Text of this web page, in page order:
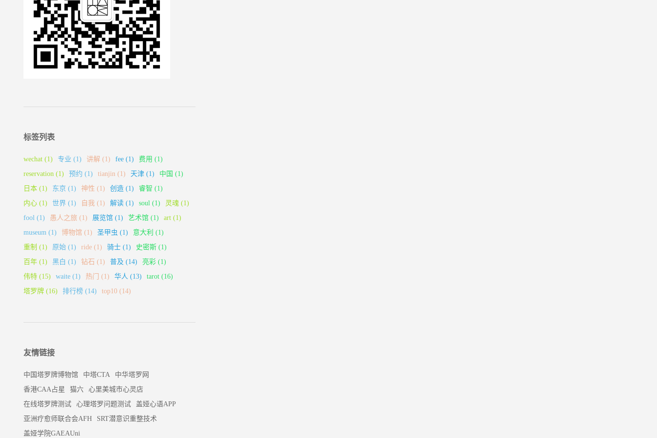
标签列表
wechat (1) 专业 (1) 讲解 (1) fee (1) 费用 (1)
reservation (1) 预约 (1) tianjin (1) 天津 (1) 中国 (1)
日本 (1) 东京 (1) 神性 (1) 创造 (1) 睿智 (1)
内心 (1) 世界 (1) 自我 (1) 解读 (1) soul (1) 灵魂 (1)
fool (1) 愚人之旅 (1) 展览馆 (1) 艺术馆 (1) art (1)
museum (1) 博物馆 (1) 圣甲虫 (1) 意大利 (1)
重制 (1) 原始 (1) ride (1) 骑士 (1) 史密斯 (1)
百年 (1) 黑白 (1) 钻石 (1) 普及 (14) 亮彩 (1)
伟特 (15) waite (1) 热门 (1) 华人 (13) tarot (16)
塔罗牌 (16) 排行榜 (14) top10 (14)
友情链接
中国塔罗牌博物馆 中塔CTA
中华塔罗网
香港CAA占星
猫六
心里美城市心灵店
在线塔罗牌测试
心理塔罗问题测试
盖娅心语APP
亚洲疗愈师联合会AFH
SRT潜意识重整技术
盖娅学院GAEAUni